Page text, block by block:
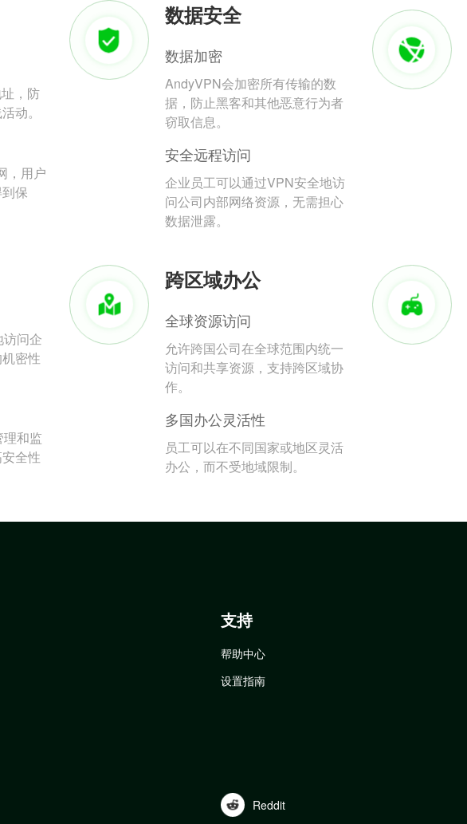
，防
动。
，用户
保
数据安全
数据加密
AndyVPN会加密所有传输的数
据，防止黑客和其他恶意行为者
窃取信息。
安全远程访问
企业员工可以通过VPN安全地访
问公司内部网络资源，无需担心
数据泄露。
问企
密性
和监
全性
跨区域办公
全球资源访问
允许跨国公司在全球范围内统一
访问和共享资源，支持跨区域协
作。
多国办公灵活性
员工可以在不同国家或地区灵活
办公，而不受地域限制。
支持
帮助中心
设置指南
Reddit